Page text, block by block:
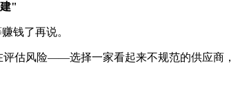
"
钱了再说。
估风险——选择一家看起来不规范的供应商，